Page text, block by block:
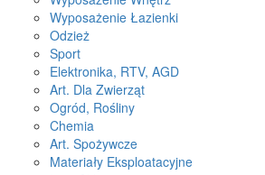
Wyposażenie Łazienki
Odzież
Sport
Elektronika, RTV, AGD
Art. Dla Zwierząt
Ogród, Rośliny
Chemia
Art. Spożywcze
Materiały Eksploatacyjne